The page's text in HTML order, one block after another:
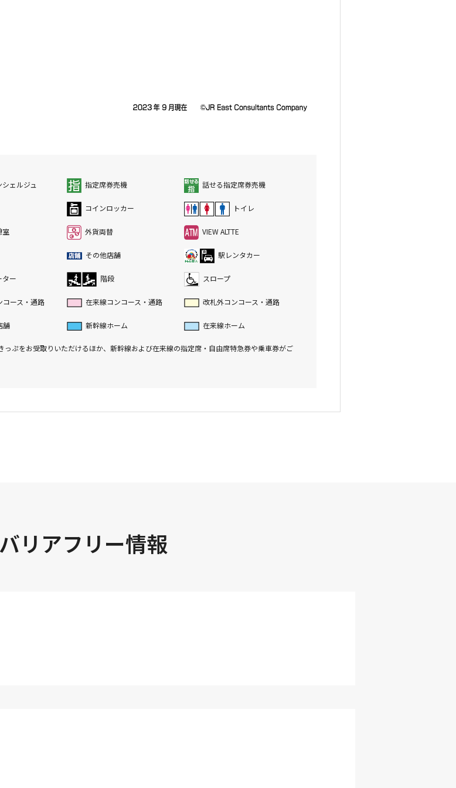
ェルジュ 指定席券売機 話せる指定席券売機
コインロッカー トイレ
室 外貨両替 VIEW ALTTE
その他店舗 駅レンタカー
ター 階段 スロープ
コース・通路 在来線コンコース・通路 改札外コンコース・通路
舗 新幹線ホーム 在来線ホーム
っぷをお受取りいただけるほか、新幹線および在来線の指定席・自由席特急券や乗車券がご
バリアフリー情報